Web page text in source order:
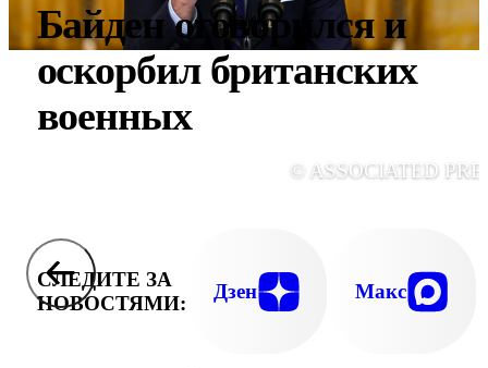
Байден оговорился и
оскорбил британских
военных
© ASSOCIATED
СЛЕДИТЕ ЗА
НОВОСТЯМИ:
Дзен Макс